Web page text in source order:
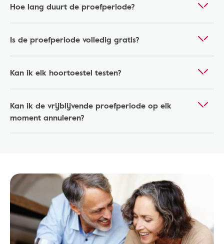
Hoe lang duurt de proefperiode?
Is de proefperiode volledig gratis?
Kan ik elk hoortoestel testen?
Kan ik de vrijblijvende proefperiode op elk
moment annuleren?